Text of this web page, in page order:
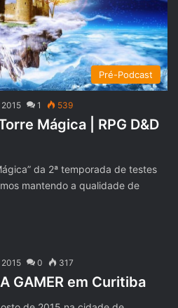
Pré-Podcast
1 539
Mágica | RPG D&D
da 2ª temporada de testes
mantendo a qualidade de
0 317
GAMER em Curitiba